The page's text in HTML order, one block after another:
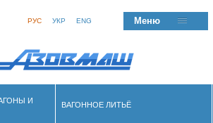
РУС УКР ENG Меню
И
ВАГОННОЕ ЛИТЬЁ